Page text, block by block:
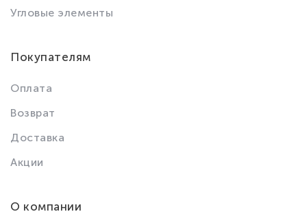
Угловые элементы
Покупателям
Оплата
Возврат
Доставка
Акции
О компании